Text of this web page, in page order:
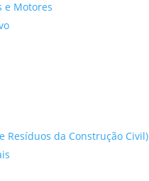
e Motores
Resíduos da Construção Civil)